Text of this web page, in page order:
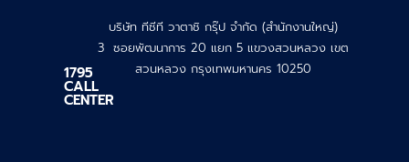
1795
CALL
CENTER
บริษัท ทีซีที วาตาชิ กรุ๊ป จำกัด (สำนักงานใหญ่)
3 ซอยพัฒนาการ 20 แยก 5 แขวงสวนหลวง เขต
สวนหลวง กรุงเทพมหานคร 10250